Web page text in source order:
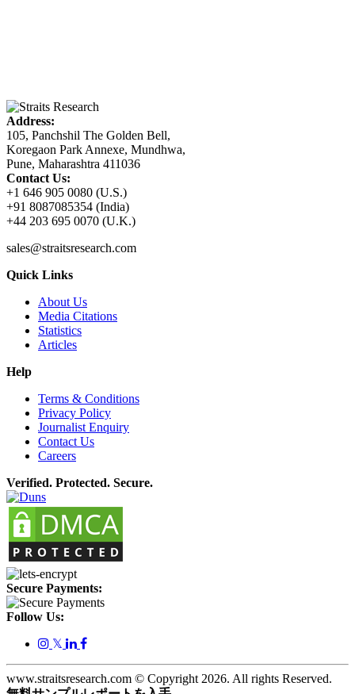
Address:
105, Panchshil The Golden Bell,
Koregaon Park Annexe, Mundhwa,
Pune, Maharashtra 411036
Contact Us:
+1 646 905 0080 (U.S.)
+91 8087085354 (India)
+44 203 695 0070 (U.K.)
sales@straitsresearch.com
Quick Links
About Us
Media Citations
Statistics
Articles
Help
Terms & Conditions
Privacy Policy
Journalist Enquiry
Contact Us
Careers
Verified. Protected. Secure.
Secure Payments:
Follow Us:
𝕏
www.straitsresearch.com © Copyright 2026. All rights Reserved.